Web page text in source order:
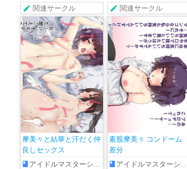
関連サークル
摩美々と結華と汗だく仲
良しセックス
アイドルマスターシャイニーカラーズ
関連サークル
素股摩美々 コンドーム
差分
アイドルマスターシャイニーカラーズ